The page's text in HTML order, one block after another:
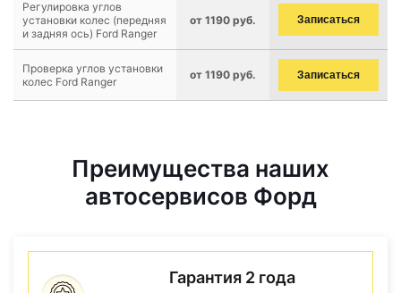
Регулировка углов
установки колес (передняя
и задняя ось) Ford Ranger
от 1190 руб. Записаться
Проверка углов установки
колес Ford Ranger
от 1190 руб. Записаться
Преимущества наших
автосервисов Форд
Гарантия 2 года